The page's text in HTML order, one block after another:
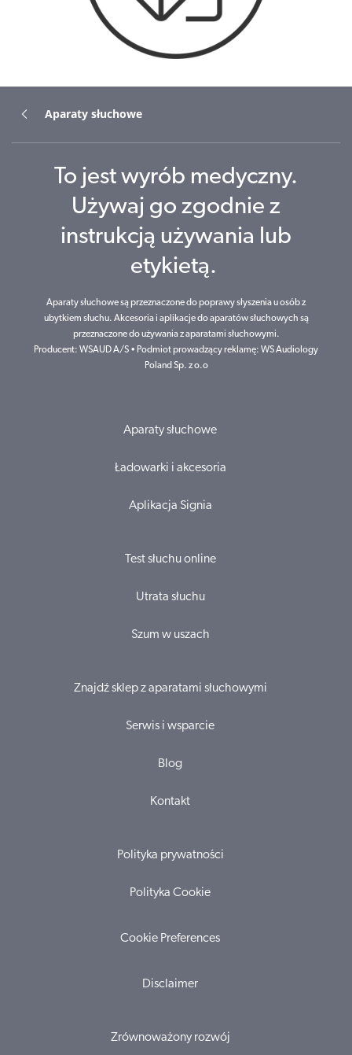
Aparaty słuchowe
To jest wyrób medyczny.
Używaj go zgodnie z
instrukcją używania lub
etykietą.
Aparaty słuchowe są przeznaczone do poprawy słyszenia u osób z
ubytkiem słuchu. Akcesoria i aplikacje do aparatów słuchowych są
przeznaczone do używania z aparatami słuchowymi.
Producent: WSAUD A/S • Podmiot prowadzący reklamę: WS Audiology
Poland Sp. z o.o
Aparaty słuchowe
Ładowarki i akcesoria
Aplikacja Signia
Test słuchu online
Utrata słuchu
Szum w uszach
Znajdź sklep z aparatami słuchowymi
Serwis i wsparcie
Blog
Kontakt
Polityka prywatności
Polityka Cookie
Cookie Preferences
Disclaimer
Zrównoważony rozwój